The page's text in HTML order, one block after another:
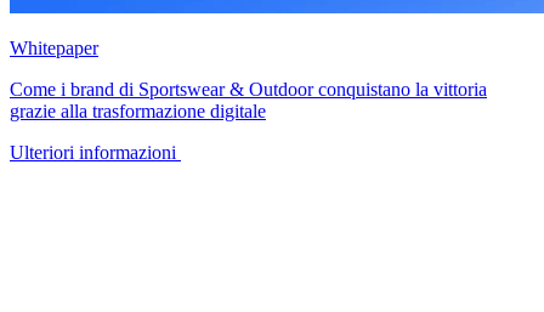
Whitepaper
Come i brand di Sportswear & Outdoor conquistano la vittoria
grazie alla trasformazione digitale
Ulteriori informazioni